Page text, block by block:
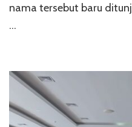
nama tersebut baru
…